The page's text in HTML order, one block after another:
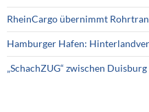
RheinCargo übernimmt
Hamburger Hafen:
„SchachZUG“ zwischen